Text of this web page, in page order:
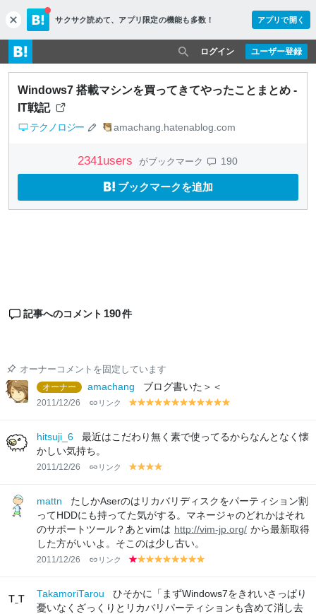
c
l
o
s
e
サクサク読めて、 アプリ限定の機能も多数！ アプリで開く
ユーザー登録
ログイン
Windows7 搭載マシンを買ってきてやったことまとめ -
IT戦記
テクノロジー amachang.hatenablog.com
2341users がブックマーク 190
ブックマークを追加
記事へのコメント 190件
オーナーコメントを固定しています
オーナー
amachang ブログ書いた＞＜
2011/12/26 リンク
y
lo
y
lo
y
lo
y
lo
y
lo
y
lo
y
lo
y
lo
y
lo
y
lo
y
lo lo
hitsuji_6
最近はこだわり無く素で使ってるからなんとなく懐
かしい気持ち。
2011/12/26 リンク
y
lo
w
y
lo
w
y
lo
w
lo
w
mattn
たしかAserのはリカバリディスクをパーティション割
ってHDDにも持ってた気がする。マネージャのどれかはそれ
のサポートツール？あとvimは http://vim-jp.org/ から最新取得
した方がいいよ。そこのは少し古い。
2011/12/26 リンク
r
d
y
lo
w
y
lo
w
y
lo
w
y
lo
w
y
lo
w
y
lo
y
lo
w
lo
w
TakamoriTarou
ひそかに「まずWindows7をきれいさっぱり
憂いなくざっくりとリカバリパーティションも含めて消し去